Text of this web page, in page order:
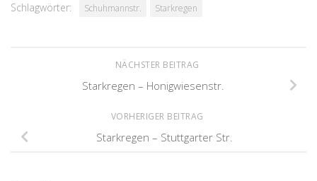
Schlagwörter: Schuhmannstr. Starkregen
NÄCHSTER BEITRAG
Starkregen – Honigwiesenstr.
VORHERIGER BEITRAG
Starkregen – Stuttgarter Str.